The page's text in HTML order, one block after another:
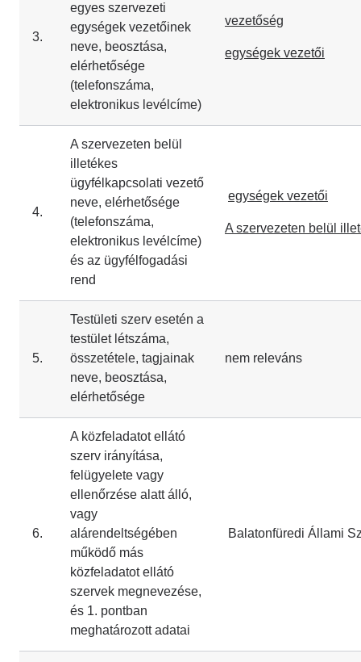
3.
egyes szervezeti
egységek vezetőinek
neve, beosztása,
elérhetősége
(telefonszáma,
elektronikus levélcíme)
vezetőség
egységek vezetői
4.
A szervezeten belül
illetékes
ügyfélkapcsolati vezető
neve, elérhetősége
(telefonszáma,
elektronikus levélcíme)
és az ügyfélfogadási
rend
egységek vezetői
A szervezeten belül
5.
Testületi szerv esetén a
testület létszáma,
összetétele, tagjainak
neve, beosztása,
elérhetősége
nem releváns
6.
A közfeladatot ellátó
szerv irányítása,
felügyelete vagy
ellenőrzése alatt álló,
vagy
alárendeltségében
működő más
közfeladatot ellátó
szervek megnevezése,
és 1. pontban
meghatározott adatai
Balatonfüredi Állami